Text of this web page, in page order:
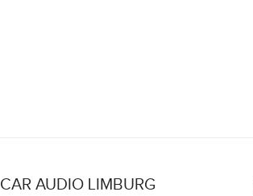
CAR AUDIO LIMBURG